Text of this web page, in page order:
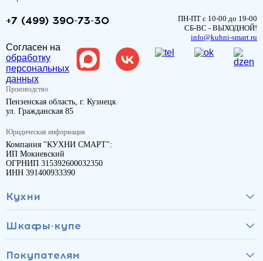
+7 (499) 390-73-30
ПН-ПТ с 10-00 до 19-00
СБ-ВС - ВЫХОДНОЙ!
info@kuhni-smart.ru
Согласен на
обработку
персональных
данных
Производство
Пензенская область, г. Кузнецк
ул. Гражданская 85
Юридическая информация
Компания "КУХНИ СМАРТ":
ИП Мокиевский
ОГРНИП 315392600032350
ИНН 391400933390
Кухни
Шкафы-купе
Покупателям